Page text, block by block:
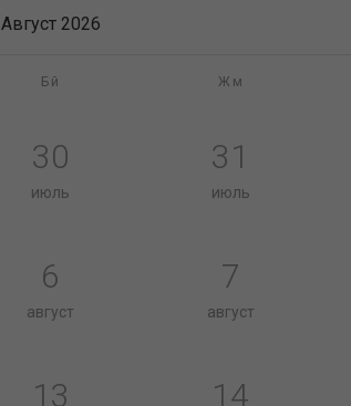
Август 2026
Бй Жм
30
июль
31
июль
6
август
7
август
13 14